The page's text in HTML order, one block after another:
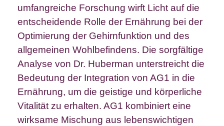
umfangreiche Forschung wirft Licht auf die
entscheidende Rolle der Ernährung bei der
Optimierung der Gehirnfunktion und des
allgemeinen Wohlbefindens. Die sorgfältige
Analyse von Dr. Huberman unterstreicht die
Bedeutung der Integration von AG1 in die
Ernährung, um die geistige und körperliche
Vitalität zu erhalten. AG1 kombiniert eine
wirksame Mischung aus lebenswichtigen